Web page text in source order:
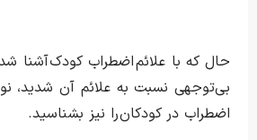
حال که با علائم اضطراب کودک آشنا
بی‌توجهی نسبت به علائم آن شدید،
اضطراب در کودکان را نیز بشناسید.